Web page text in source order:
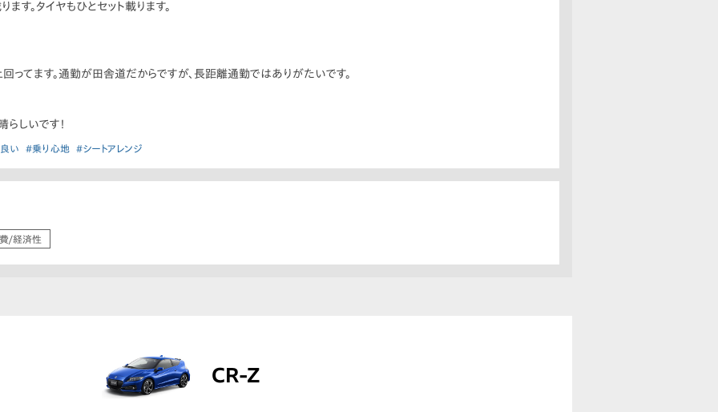
す。タイヤもひとセット載ります。
てます。通勤が田舎道だからですが、長距離通勤ではありがたいです。
らしいです！
い #乗り心地 #シートアレンジ
/経済性
CR-Z